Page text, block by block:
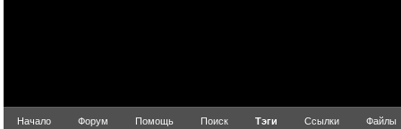
Начало Форум Помощь Поиск Тэги Ссылки Файлы